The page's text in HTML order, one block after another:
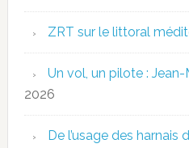
ZRT sur le littoral
Un vol, un pilote :
2026
De l’usage des harnais